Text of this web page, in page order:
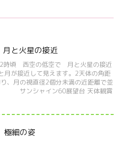
と火星の接近
頃 西空の低空で 月と火星の接近
月が接近して見えます。2天体の角距
、月の視直径2個分未満の近距離で並
サンシャイン60展望台 天体観賞
細の姿